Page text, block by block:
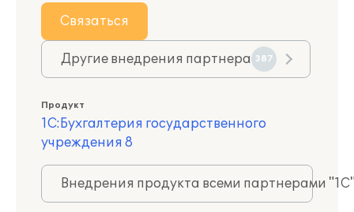
Связаться
Другие внедрения партнера 387
Продукт
1С:Бухгалтерия государственного
учреждения 8
Внедрения продукта всеми партнерами